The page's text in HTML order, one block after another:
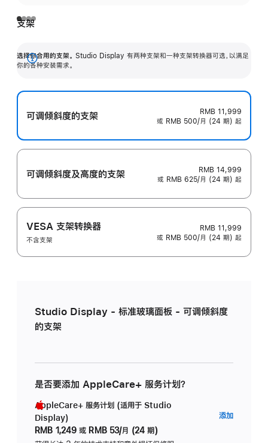
支架
选择你合用的支架。 Studio Display 有两种支架和一种支架转换器可选，以满足
你的各种安装需求。
展
可调倾斜度的支架
RMB 11,999
或 RMB 500/月 (24 期) 起
可调倾斜度及高‍度的支‍架
RMB 14,999
或 RMB 625/月 (24 期) 起
VESA 支架转换器
不含支架
RMB 11,999
或 RMB 500/月 (24 期) 起
Studio Display - 标准玻璃面板 - 可调倾斜度
的支架
是否要添加 AppleCare+ 服务计划？
AppleCare+ 服务计划 (适用于 Studio
Display)
RMB 1,249 或 RMB 53/月 (24 期)
添加